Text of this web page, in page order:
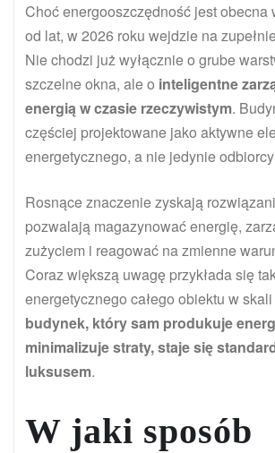
Choć energooszczędność jest obecna
od lat, w 2026 roku wejdzie na
Nie chodzi już wyłącznie o grube
szczelne okna, ale o inteligentne
energią w czasie rzeczywistym.
częściej projektowane jako aktywne
energetycznego, a nie jedynie
Rosnące znaczenie zyskają
pozwalają magazynować energię,
zużyciem i reagować na zmienne
Coraz większą uwagę przykłada się
energetycznego całego obiektu w
budynek, który sam produkuje
minimalizuje straty, staje się
luksusem.
W jaki sposób